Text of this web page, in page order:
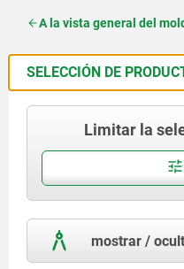
A la vista general del
SELECCIÓN DE
Limitar la
mostrar /